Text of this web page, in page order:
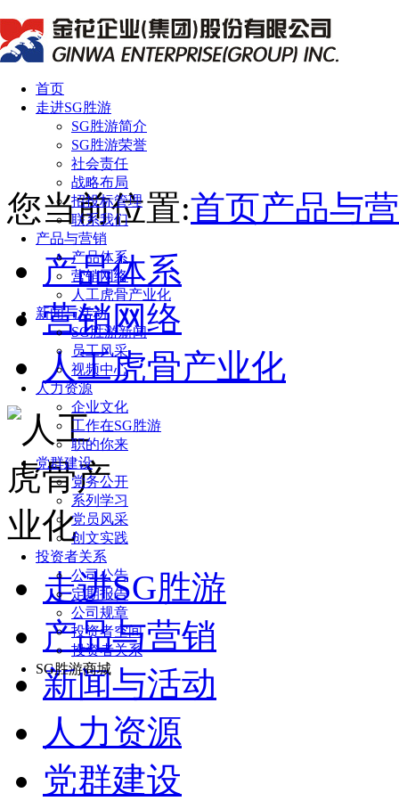
首页
走进SG胜游
SG胜游简介
SG胜游荣誉
社会责任
战略布局
招投标管理
联系我们
产品与营销
产品体系
营销网络
人工虎骨产业化
新闻与活动
SG胜游新闻
员工风采
视频中心
人力资源
企业文化
工作在SG胜游
职的你来
党群建设
党务公开
系列学习
党员风采
创文实践
投资者关系
公司公告
定期报告
公司规章
投资者空间
投资者关系
SG胜游商城
您当前位置:首页产品与
产品体系
营销网络
人工虎骨产业化
走进SG胜游
产品与营销
新闻与活动
人力资源
党群建设